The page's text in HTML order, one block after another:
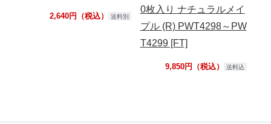
2,640円（税込） 送料別
0枚入り ナチュラルメイ
プル (R) PWT4298～PW
T4299 [FT]
9,850円（税込） 送料込